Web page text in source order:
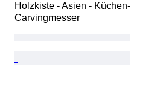
Holzkiste - Asien - Küchen-
Carvingmesser